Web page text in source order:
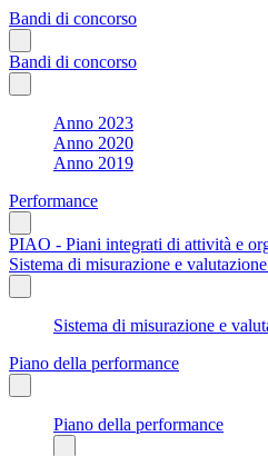
Bandi di concorso
Bandi di concorso
Anno 2023
Anno 2020
Anno 2019
Performance
PIAO - Piani integrati di attività e
Sistema di misurazione e
Sistema di misurazione e
Piano della performance
Piano della performance